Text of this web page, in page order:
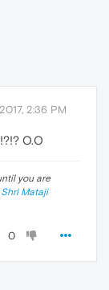
2:36 PM
O.O
you are
Shri Mataji
0